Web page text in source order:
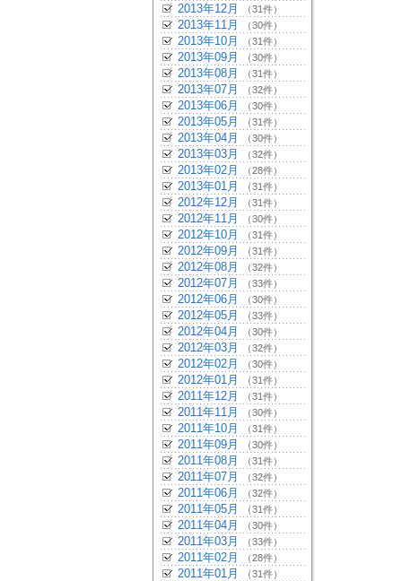
2013年12月 （31件）
2013年11月 （30件）
2013年10月 （31件）
2013年09月 （30件）
2013年08月 （31件）
2013年07月 （32件）
2013年06月 （30件）
2013年05月 （31件）
2013年04月 （30件）
2013年03月 （32件）
2013年02月 （28件）
2013年01月 （31件）
2012年12月 （31件）
2012年11月 （30件）
2012年10月 （31件）
2012年09月 （31件）
2012年08月 （32件）
2012年07月 （33件）
2012年06月 （30件）
2012年05月 （33件）
2012年04月 （30件）
2012年03月 （32件）
2012年02月 （30件）
2012年01月 （31件）
2011年12月 （31件）
2011年11月 （30件）
2011年10月 （31件）
2011年09月 （30件）
2011年08月 （31件）
2011年07月 （32件）
2011年06月 （32件）
2011年05月 （31件）
2011年04月 （30件）
2011年03月 （33件）
2011年02月 （28件）
2011年01月 （31件）